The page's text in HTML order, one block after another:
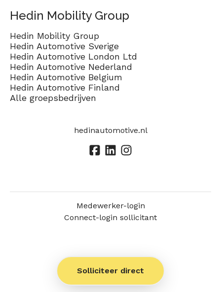
Solliciteer direct
Hedin Mobility Group
Hedin Mobility Group
Hedin Automotive Sverige
Hedin Automotive London Ltd
Hedin Automotive Nederland
Hedin Automotive Belgium
Hedin Automotive Finland
Alle groepsbedrijven
hedinautomotive.nl
Medewerker-login
Connect-login sollicitant